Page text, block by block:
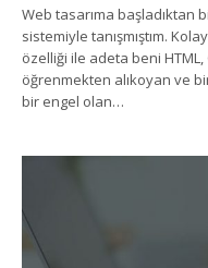
Web tasarıma başladıktan
sistemiyle tanışmıştım.
özelliği ile adeta beni HTML,
öğrenmekten alıkoyan ve
bir engel olan…